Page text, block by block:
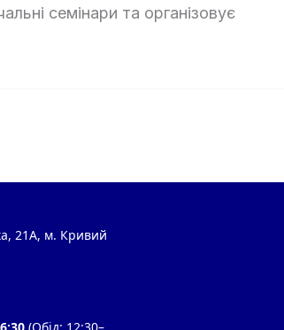
семінари та організовує
21А, м. Кривий